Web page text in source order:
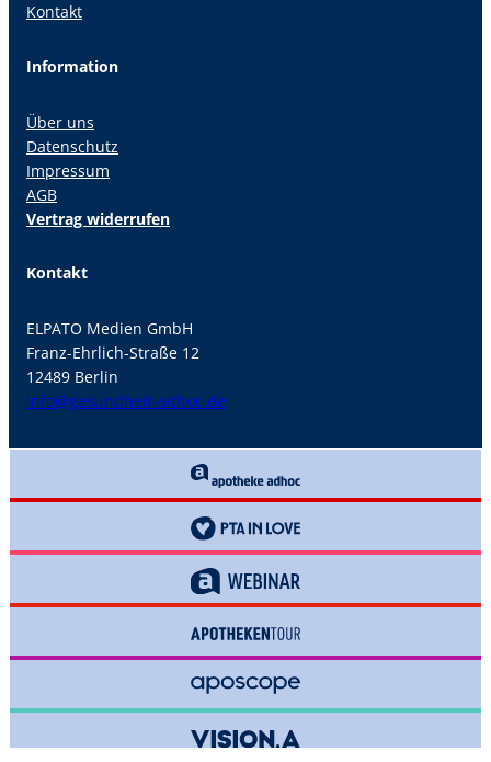
Kontakt
Information
Über uns
Datenschutz
Impressum
AGB
Vertrag widerrufen
Kontakt
ELPATO Medien GmbH
Franz-Ehrlich-Straße 12
12489 Berlin
info@gesundheit-adhoc.de